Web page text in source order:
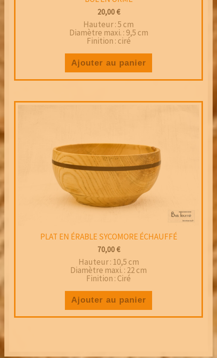
20,00 €
Hauteur : 5 cm
Diamètre maxi. : 9,5 cm
Finition : ciré
Ajouter au panier
PLAT EN ÉRABLE SYCOMORE ÉCHAUFFÉ
70,00 €
Hauteur : 10,5 cm
Diamètre maxi. : 22 cm
Finition : Ciré
Ajouter au panier